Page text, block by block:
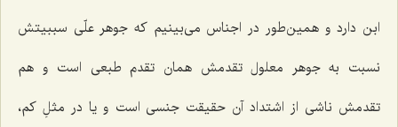
ابن دارد و همین‌طور در اجناس می‌بینیم که جوهر علّی سببیتش
نسبت به جوهر معلول تقدمش همان تقدم طبعی است و هم
تقدمش ناشی از اشتداد آن حقیقت جنسی است و یا در مثلِ کم،